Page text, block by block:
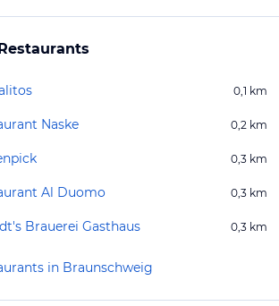
0,1 km
Naske 0,2 km
0,3 km
Al Duomo 0,3 km
Brauerei Gasthaus 0,3 km
in Braunschweig